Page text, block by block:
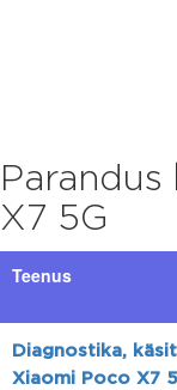
Parandus
X7 5G
Teenus
Diagnostika,
Xiaomi Poco X7